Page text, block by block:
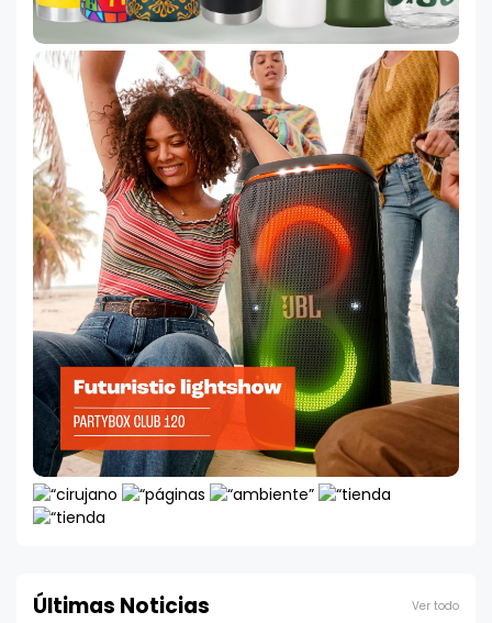
Últimas Noticias Ver todo